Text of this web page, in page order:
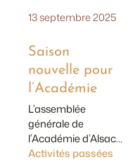
13 septembre 2025
Saison
nouvelle pour
l’Académie
L’assemblée
générale de
l’Académie d’Alsace,
magnifiquement
Activités passées